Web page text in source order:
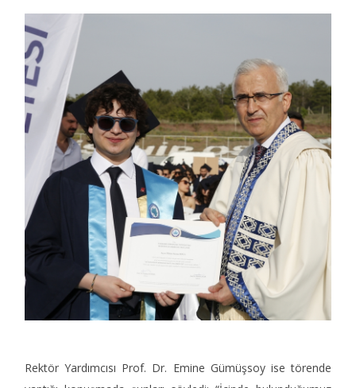
Rektör Yardımcısı Prof. Dr. Emine Gümüşsoy ise törende